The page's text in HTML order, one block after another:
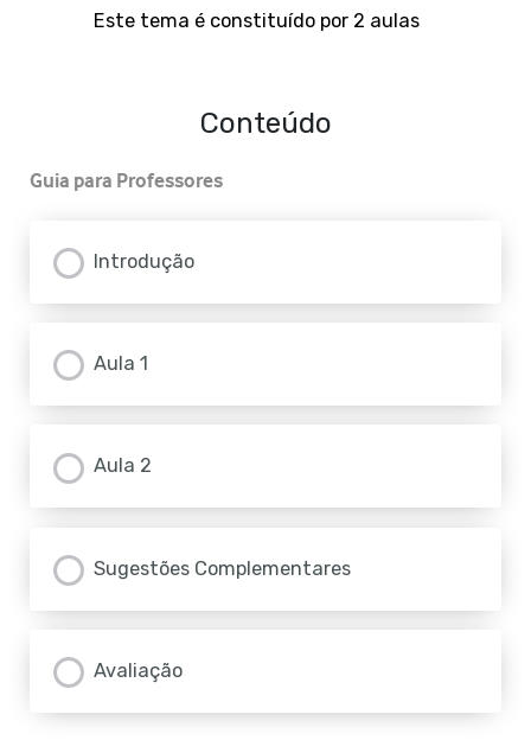
Este tema é constituído por 2 aulas
Conteúdo
Guia para Professores
Introdução
Aula 1
Aula 2
Sugestões Complementares
Avaliação